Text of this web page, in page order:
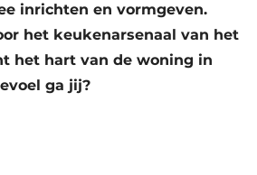
inrichten en vormgeven.
het keukenarsenaal van het
het hart van de woning in
ga jij?